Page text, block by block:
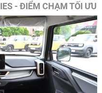
- ĐIỂM CHẠM TỐI ƯU